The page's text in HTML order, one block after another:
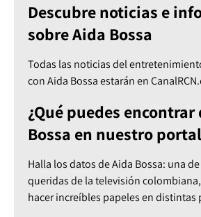
Descubre noticias e
sobre Aida Bossa
Todas las noticias del
con Aida Bossa estarán en
¿Qué puedes encontrar
Bossa en nuestro
Halla los datos de Aida Bossa: una
queridas de la televisión
hacer increíbles papeles en distintas